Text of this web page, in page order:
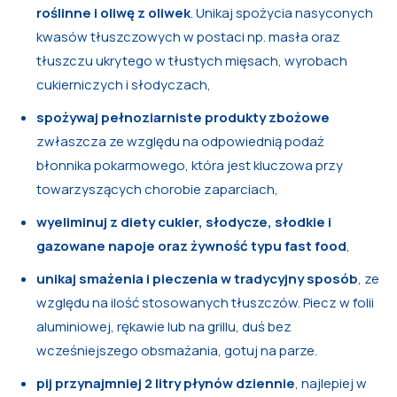
roślinne i oliwę z oliwek. Unikaj spożycia nasyconych
kwasów tłuszczowych w postaci np. masła oraz
tłuszczu ukrytego w tłustych mięsach, wyrobach
cukierniczych i słodyczach,
spożywaj pełnoziarniste produkty zbożowe
zwłaszcza ze względu na odpowiednią podaż
błonnika pokarmowego, która jest kluczowa przy
towarzyszących chorobie zaparciach,
wyeliminuj z diety cukier, słodycze, słodkie i
gazowane napoje oraz żywność typu fast food,
unikaj smażenia i pieczenia w tradycyjny sposób, ze
względu na ilość stosowanych tłuszczów. Piecz w folii
aluminiowej, rękawie lub na grillu, duś bez
wcześniejszego obsmażania, gotuj na parze.
pij przynajmniej 2 litry płynów dziennie, najlepiej w